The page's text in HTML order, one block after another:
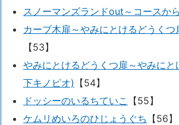
スノーマンズランドout～コースか
カーブ木扉～やみにとけるどうく
【53】
やみにとけるどうくつ扉～やみに
下キノピオ) 【54】
ドッシーのいるちていこ
【55】
ケムリめいろのひじょうぐち 【56】